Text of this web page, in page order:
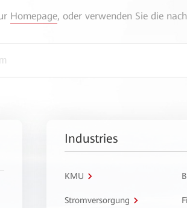
Homepage, oder verwenden Sie die
Industries
KMU
Stromversorgung